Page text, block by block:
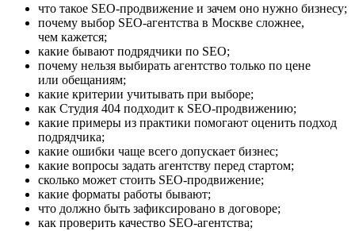
что такое SEO-продвижение и зачем оно нужно бизнесу;
почему выбор SEO-агентства в Москве сложнее,
чем кажется;
какие бывают подрядчики по SEO;
почему нельзя выбирать агентство только по цене
или обещаниям;
какие критерии учитывать при выборе;
как Студия 404 подходит к SEO-продвижению;
какие примеры из практики помогают оценить подход
подрядчика;
какие ошибки чаще всего допускает бизнес;
какие вопросы задать агентству перед стартом;
сколько может стоить SEO-продвижение;
какие форматы работы бывают;
что должно быть зафиксировано в договоре;
как проверить качество SEO-агентства;